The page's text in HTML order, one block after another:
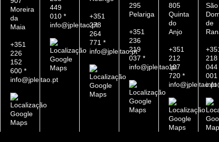
Moreira
da
Maia
+351
226
152
600 *
info@jpleitao.pt
Google
Maps
449
010 *
info@jpleitao.pt
Google
Maps
+351
278
264
771 *
info@jpleitao.pt
Google
Maps
295
Pelariga
+351
236
219
037 *
info@jpleitao.pt
Google
Maps
805
Quinta
do
Anjo
+351
212
107
720 *
info@jpleitao.pt
Google
Maps
São
de
218
044
001